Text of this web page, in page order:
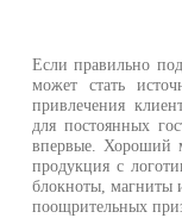
Если правильно
может стать
привлечения
для постоянных
впервые. Хороший
продукция с
блокноты, магниты
поощрительных